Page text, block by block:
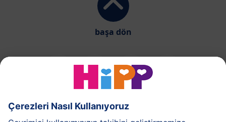
başa dön
HiPP Süt Formülü HiPP Ek Gıda